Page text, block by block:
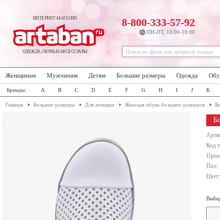
ИНТЕРНЕТ-МАГАЗИН
ОДЕЖДА, ОБУВЬ И АКСЕССУАРЫ
8-800-333-57-92
ПН-ПТ, 10:00-18:00
Женщинам Мужчинам Детям Большие размеры Одежда
Бренды: A B C D E F G H I J K
Главная Большие размеры Для женщин Женская обувь больших размеров
Код
Пол: